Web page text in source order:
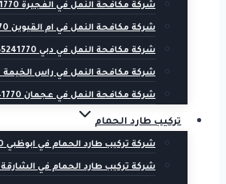
شركة مكافحة النمل في الفجيرة 0555241770 Sharja Dubai
شركة مكافحة النمل في ام القيوين 0555241770 Sharja Dubai
شركة مكافحة النمل في دبي 0555241770 Sharja Dubai
شركة مكافحة النمل في راس الخيمة 0555241770 Sharja Dubai
شركة مكافحة النمل في عجمان 0555241770 Sharja Dubai
تركيب طارد الحمام
شركة تركيب طارد الحمام في ابوظبي 0555241770
شركة تركيب طارد الحمام في الشارقة 0555241770